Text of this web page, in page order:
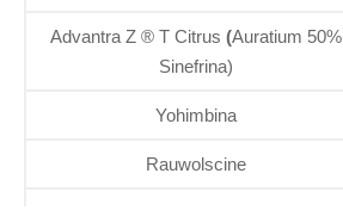
Advantra Z ® T Citrus (Auratium 50%
Sinefrina)
Yohimbina
Rauwolscine